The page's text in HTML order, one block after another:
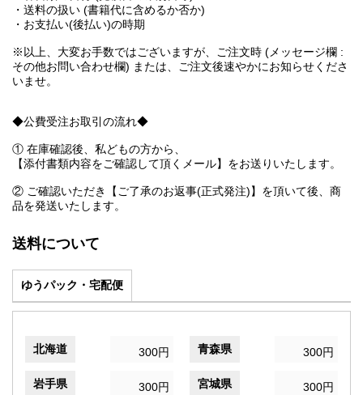
・送料の扱い (書籍代に含めるか否か)
・お支払い(後払い)の時期
※以上、大変お手数ではございますが、ご注文時 (メッセージ欄 :
その他お問い合わせ欄) または、ご注文後速やかにお知らせくださ
いませ。
◆公費受注お取引の流れ◆
① 在庫確認後、私どもの方から、
【添付書類内容をご確認して頂くメール】をお送りいたします。
② ご確認いただき【ご了承のお返事(正式発注)】を頂いて後、商
品を発送いたします。
送料について
ゆうパック・宅配便
北海道 300円 青森県 300円
岩手県 300円 宮城県 300円